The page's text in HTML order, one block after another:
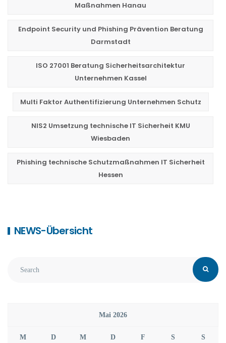
Maßnahmen Hanau
Endpoint Security und Phishing Prävention Beratung
Darmstadt
ISO 27001 Beratung Sicherheitsarchitektur
Unternehmen Kassel
Multi Faktor Authentifizierung Unternehmen Schutz
NIS2 Umsetzung technische IT Sicherheit KMU
Wiesbaden
Phishing technische Schutzmaßnahmen IT Sicherheit
Hessen
NEWS-Übersicht
Mai 2026
M D M D F S S